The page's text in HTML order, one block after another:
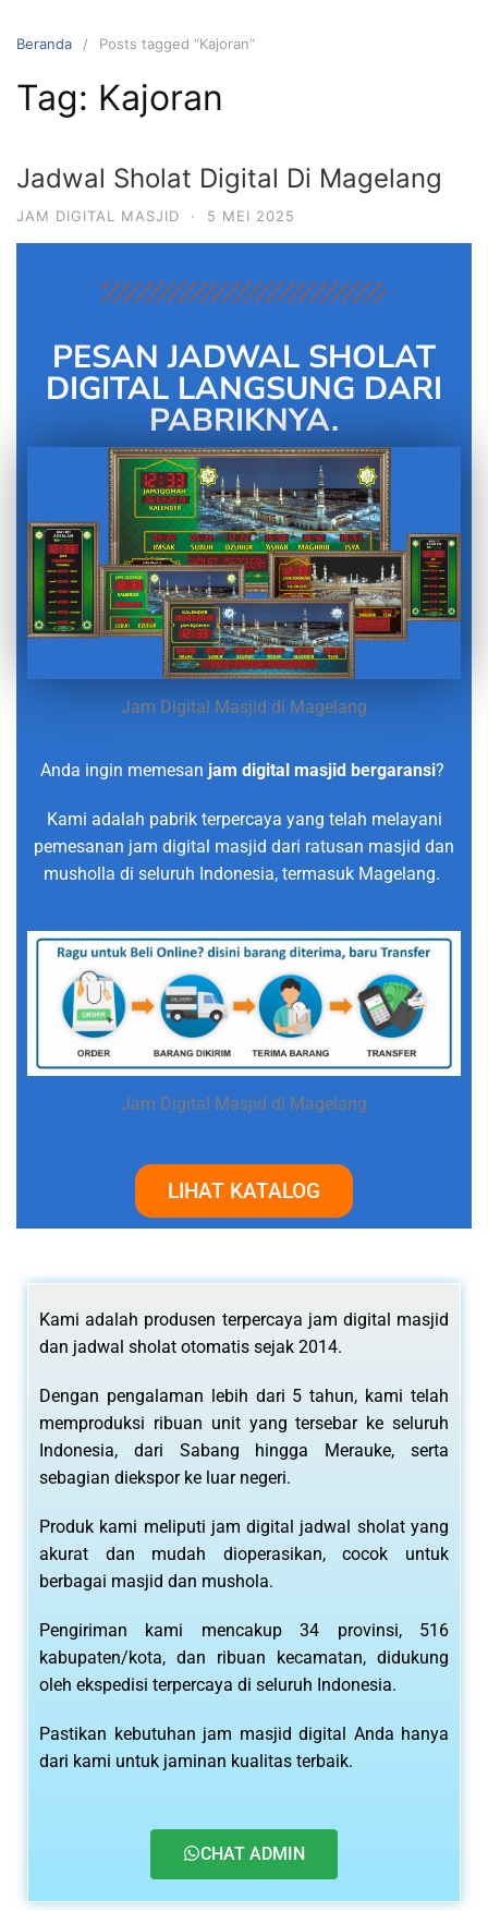
Beranda Posts tagged “Kajoran”
Tag: Kajoran
Jadwal Sholat Digital Di Magelang
JAM DIGITAL MASJID · 5 MEI 2025
PESAN JADWAL SHOLAT
DIGITAL LANGSUNG DARI
PABRIKNYA.
Jam Digital Masjid di Magelang
Anda ingin memesan jam digital masjid bergaransi?
Kami adalah pabrik terpercaya yang telah melayani
pemesanan jam digital masjid dari ratusan masjid dan
musholla di seluruh Indonesia, termasuk Magelang.
Jam Digital Masjid di Magelang
LIHAT KATALOG
Kami adalah produsen terpercaya jam digital masjid
dan jadwal sholat otomatis sejak 2014.
Dengan pengalaman lebih dari 5 tahun, kami telah
memproduksi ribuan unit yang tersebar ke seluruh
Indonesia, dari Sabang hingga Merauke, serta
sebagian diekspor ke luar negeri.
Produk kami meliputi jam digital jadwal sholat yang
akurat dan mudah dioperasikan, cocok untuk
berbagai masjid dan mushola.
Pengiriman kami mencakup 34 provinsi, 516
kabupaten/kota, dan ribuan kecamatan, didukung
oleh ekspedisi terpercaya di seluruh Indonesia.
Pastikan kebutuhan jam masjid digital Anda hanya
dari kami untuk jaminan kualitas terbaik.
CHAT ADMIN